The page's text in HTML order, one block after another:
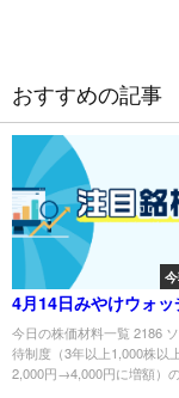
おすすめの記事
4月14日みやけウォッ
今日の株価材料一覧 2186
待制度（3年以上1,000株以
2,000円→4,000円に増額）